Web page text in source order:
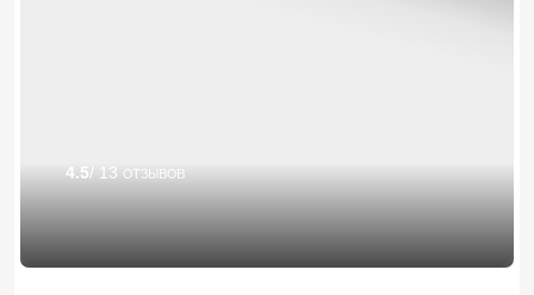
4.5/ 13 отзывов